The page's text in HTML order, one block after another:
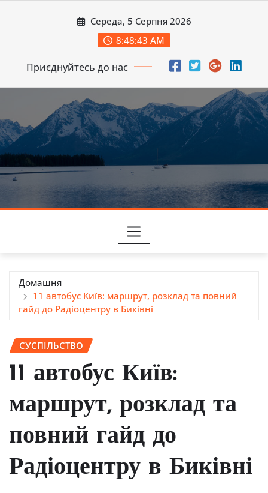
Середа, 5 Серпня 2026
8:48:45 AM
Приєднуйтесь до нас
Домашня
11 автобус Київ: маршрут, розклад та повний
гайд до Радіоцентру в Биківні
СУСПІЛЬСТВО
11 автобус Київ:
маршрут, розклад та
повний гайд до
Радіоцентру в Биківні